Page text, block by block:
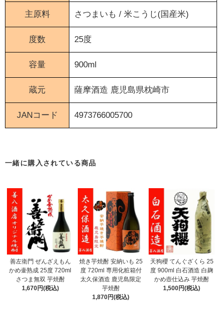
主原料 さつまいも / 米こうじ(国産米)
度数 25度
容量 900ml
蔵元 薩摩酒造 鹿児島県枕崎市
JANコード 4973766005700
一緒に購入されている商品
善左衛門 ぜんざえもん
かめ壷熟成 25度 720ml
さつま無双 芋焼酎
1,670円(税込)
焼き芋焼酎 安納いも 25
度 720ml 専用化粧箱付
太久保酒造 鹿児島限定
芋焼酎
1,870円(税込)
天狗櫻 てんぐざくら 25
度 900ml 白石酒造 白麹
かめ壺仕込み 芋焼酎
1,500円(税込)